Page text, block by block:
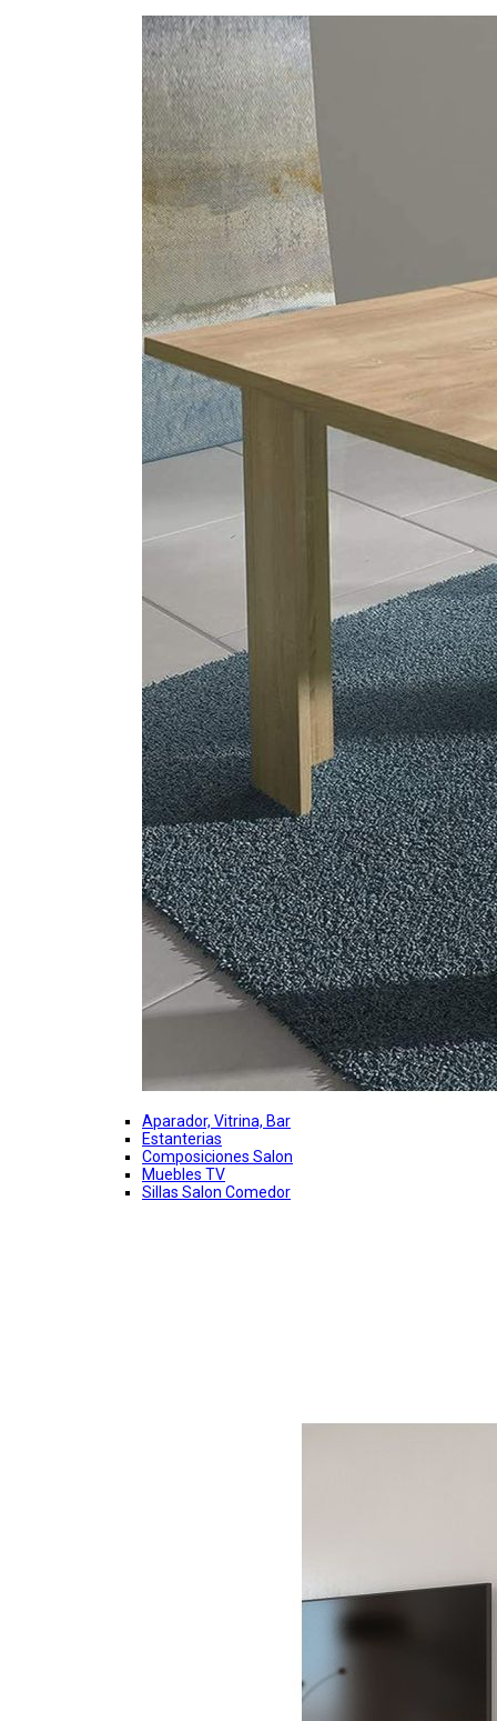
Aparador, Vitrina, Bar
Estanterias
Composiciones Salon
Muebles TV
Sillas Salon Comedor